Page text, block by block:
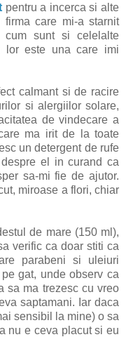
pentru a incerca si alte
care mi-a starnit
sunt si celelalte
lor este una care imi
calmant si de racire
si alergiilor solare,
de vindecare a
ma irit de la toate
un detergent de rufe
el in curand ca
sa-mi fie de ajutor.
miroase a flori, chiar
de mare (150 ml),
verific ca doar stiti ca
parabeni si uleiuri
gat, unde observ ca
sa ma trezesc cu vreo
saptamani. Iar daca
sensibil la mine) o sa
nu e ceva placut si eu